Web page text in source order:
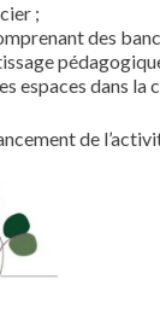
;
des
espaces dans la
de